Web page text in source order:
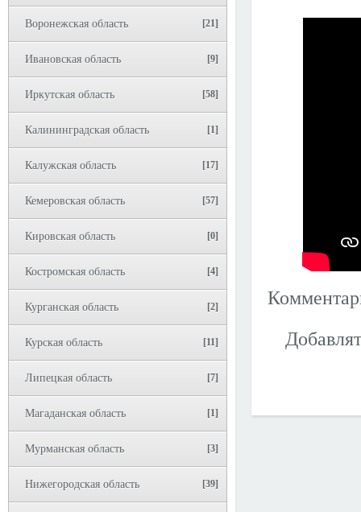
Воронежская область [21]
Ивановская область [9]
Иркутская область [58]
Калининградская область [1]
Калужская область [17]
Кемеровская область [57]
Кировская область [0]
Костромская область [4]
Курганская область [2]
Курская область [11]
Липецкая область [7]
Магаданская область [1]
Мурманская область [3]
Нижегородская область [39]